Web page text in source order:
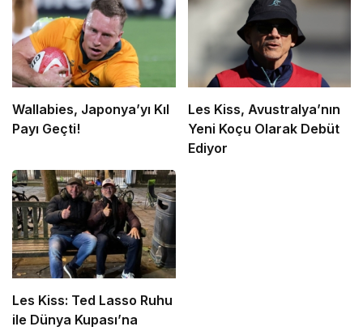
Wallabies, Japonya’yı Kıl
Payı Geçti!
Les Kiss, Avustralya’nın
Yeni Koçu Olarak Debüt
Ediyor
Les Kiss: Ted Lasso Ruhu
ile Dünya Kupası’na